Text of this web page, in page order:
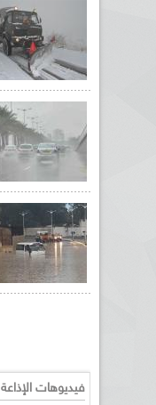
فيديوهات الإذاعة